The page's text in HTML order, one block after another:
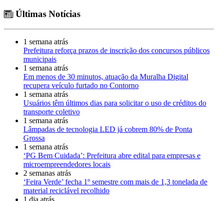
Últimas Notícias
1 semana atrás
Prefeitura reforça prazos de inscrição dos concursos públicos
municipais
1 semana atrás
Em menos de 30 minutos, atuação da Muralha Digital
recupera veículo furtado no Contorno
1 semana atrás
Usuários têm últimos dias para solicitar o uso de créditos do
transporte coletivo
1 semana atrás
Lâmpadas de tecnologia LED já cobrem 80% de Ponta
Grossa
1 semana atrás
‘PG Bem Cuidada’: Prefeitura abre edital para empresas e
microempreendedores locais
2 semanas atrás
‘Feira Verde’ fecha 1º semestre com mais de 1,3 tonelada de
material reciclável recolhido
1 dia atrás